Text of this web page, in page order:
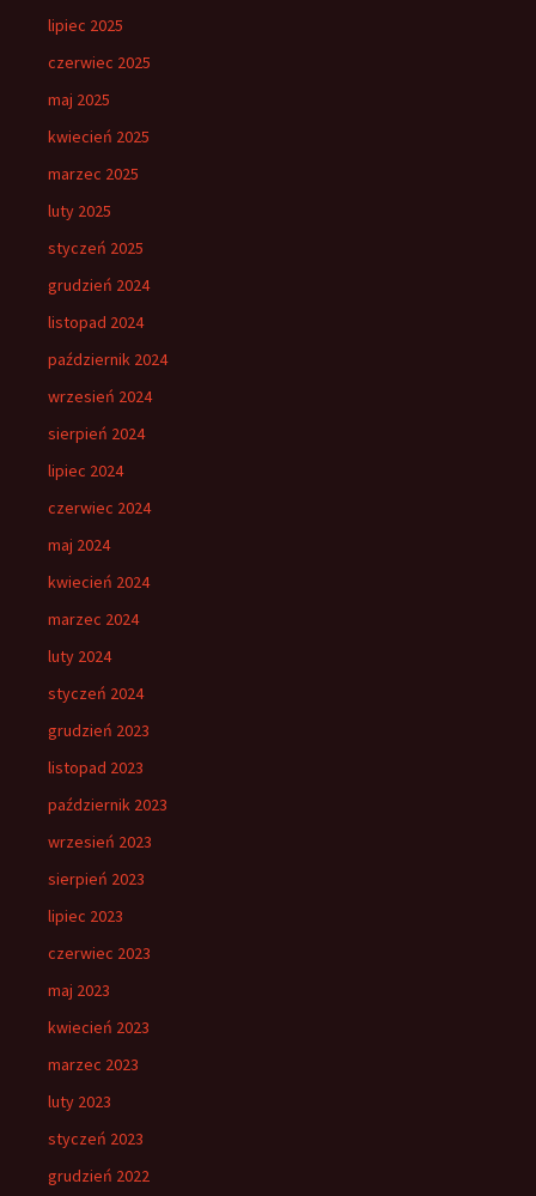
lipiec 2025
czerwiec 2025
maj 2025
kwiecień 2025
marzec 2025
luty 2025
styczeń 2025
grudzień 2024
listopad 2024
październik 2024
wrzesień 2024
sierpień 2024
lipiec 2024
czerwiec 2024
maj 2024
kwiecień 2024
marzec 2024
luty 2024
styczeń 2024
grudzień 2023
listopad 2023
październik 2023
wrzesień 2023
sierpień 2023
lipiec 2023
czerwiec 2023
maj 2023
kwiecień 2023
marzec 2023
luty 2023
styczeń 2023
grudzień 2022